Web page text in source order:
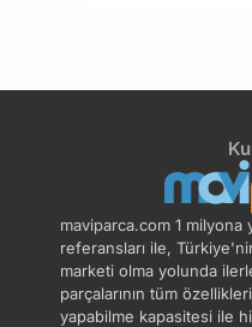
Şanzıman Sistemi
Süspansiyon Sistemi
Yakıt Sistemi
maviparca.com 1 milyona
referansları ile,
marketi olma yolunda
parçalarının tüm
yapabilme kapasitesi ile